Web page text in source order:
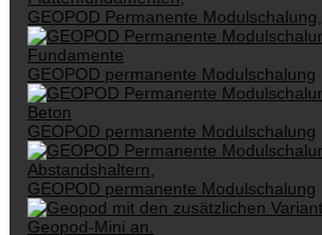
GEOPOD Permanente Modulschalung,
GEOPOD permanente Modulschalung
GEOPOD permanente Modulschalung
GEOPOD permanente Modulschalung